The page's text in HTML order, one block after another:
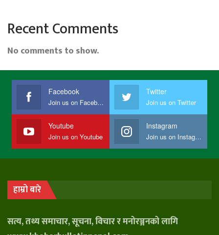
Recent Comments
No comments to show.
Facebook
Join us on Facebook
Twitter
Join us on Twitter
Youtube
Join us on Youtube
Instagram
Join us on Instagram
हाम्रो बारे
सत्य, तथ्य समाचार, सूचना, विचार र मनोरञ्जनको लागि